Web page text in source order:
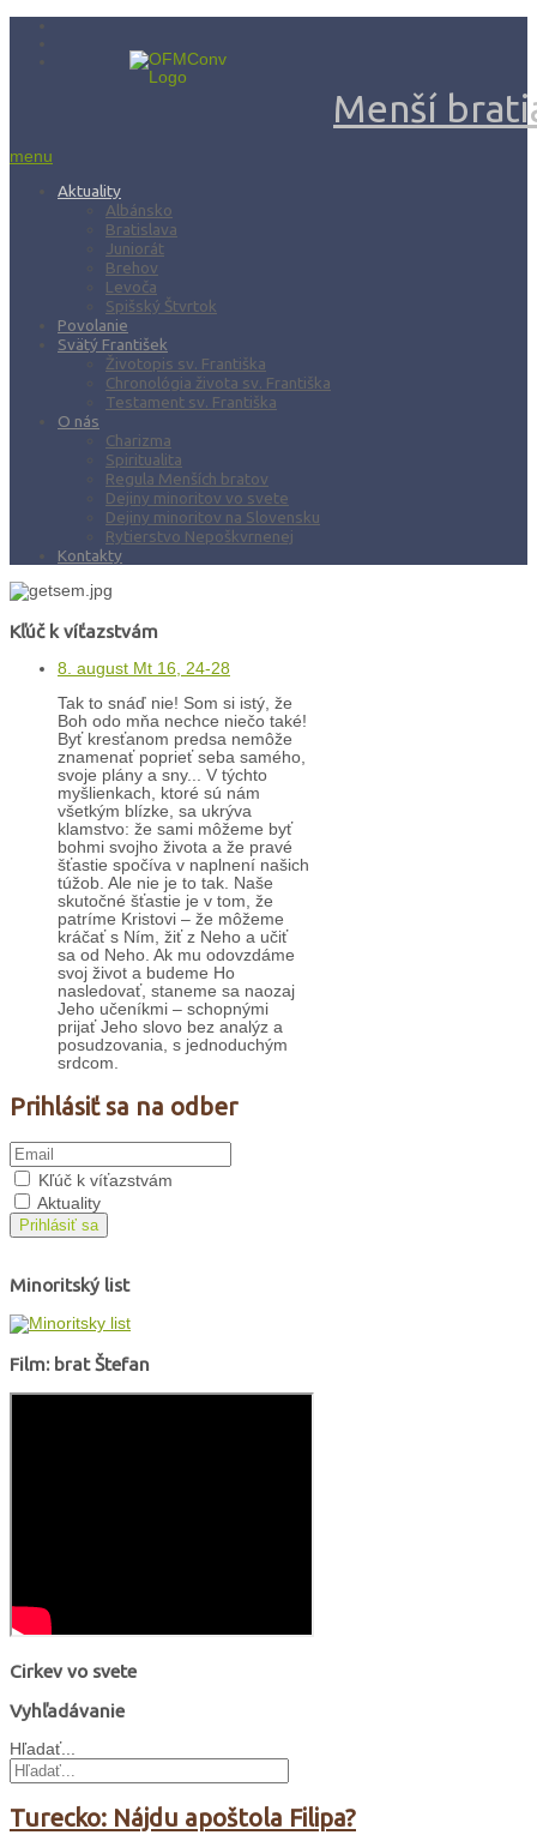
Menší
menu
Aktuality
Albánsko
Bratislava
Juniorát
Brehov
Levoča
Spišský Štvrtok
Povolanie
Svätý František
Životopis sv. Františka
Chronológia života sv. Františka
Testament sv. Františka
O nás
Charizma
Spiritualita
Regula Menších bratov
Dejiny minoritov vo svete
Dejiny minoritov na Slovensku
Rytierstvo Nepoškvrnenej
Kontakty
Kľúč k víťazstvám
8. august Mt 16, 24-28
Tak to snáď nie! Som si istý, že
Boh odo mňa nechce niečo také!
Byť kresťanom predsa nemôže
znamenať poprieť seba samého,
svoje plány a sny... V týchto
myšlienkach, ktoré sú nám
všetkým blízke, sa ukrýva
klamstvo: že sami môžeme byť
bohmi svojho života a že pravé
šťastie spočíva v naplnení našich
túžob. Ale nie je to tak. Naše
skutočné šťastie je v tom, že
patríme Kristovi – že môžeme
kráčať s Ním, žiť z Neho a učiť
sa od Neho. Ak mu odovzdáme
svoj život a budeme Ho
nasledovať, staneme sa naozaj
Jeho učeníkmi – schopnými
prijať Jeho slovo bez analýz a
posudzovania, s jednoduchým
srdcom.
Prihlásiť sa na odber
Kľúč k víťazstvám
Aktuality
Prihlásiť sa
Minoritský list
Film: brat Štefan
Cirkev vo svete
Vyhľadávanie
Hľadať...
Turecko: Nájdu apoštola Filipa?